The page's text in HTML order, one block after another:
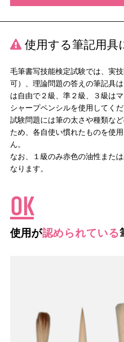
使用する筆記用具
毛筆書写技能検定試験では、実
可）、理論問題の答えの筆記具
は自由で２級、準２級、３級は
シャープペンシルを使用してくだ
試験問題には筆の太さや種類な
ため、各自使い慣れたものを使
ん。
なお、１級のみ赤色の油性また
なります。
OK
使用が認められている